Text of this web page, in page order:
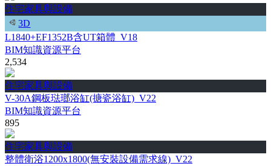
住宅家具與設備
3D
L1840+EF1352B含UT箱體_V18
BIM知識資源平台
2,534
住宅家具與設備
V-30A鋼板琺瑯浴缸(搪瓷浴缸)_V22
BIM知識資源平台
895
住宅家具與設備
整體衛浴1200x1800(無安裝設備需求線)_V22